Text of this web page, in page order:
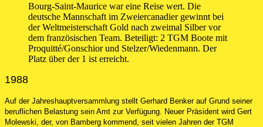
Bourg-Saint-Maurice war eine Reise wert. Die
deutsche Mannschaft im Zweiercanadier gewinnt bei
der Weltmeisterschaft Gold nach zweimal Silber vor
dem französischen Team. Beteiligt: 2 TGM Boote mit
Proquitté/Gonschior und Stelzer/Wiedenmann. Der
Platz über der 1 ist erreicht.
1988
Auf der Jahreshauptversammlung stellt Gerhard Benker auf Grund seiner
beruflichen Belastung sein Amt zur Verfügung. Neuer Präsident wird Gert
Molewski, der, von Bamberg kommend, seit vielen Jahren der TGM